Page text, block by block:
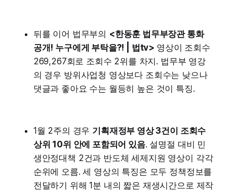
뒤를 이어 법무부의 <한동훈 법무부장관 통화
공개! 누구에게 부탁을?! | 법tv> 영상이 조회수
269,267회로 조회수 2위를 차지. 법무부 영강
의 경우 방위사업청 영상보다 조회수는 낮으나
댓글과 좋아요 수는 월등히 높은 것이 특징.
1월 2주의 경우 기획재정부 영상 3건이 조회수
상위 10위 안에 포함되어 있음. 설명절 대비 민
생안정대책 2건과 반도체 세제지원 영상이 각각
순위에 오름. 세 영상의 특징은 모두 정책정보를
전달하기 위해 1분 내의 짧은 재생시간으로 제작